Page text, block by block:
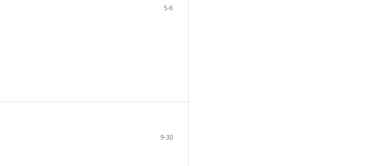
5-6
9-30